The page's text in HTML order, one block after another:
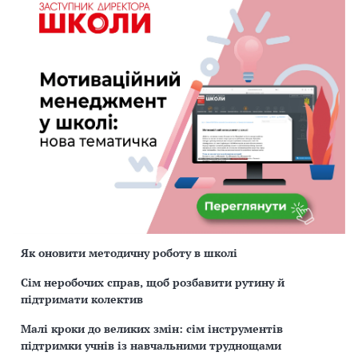
Як оновити методичну роботу в школі
Сім неробочих справ, щоб розбавити рутину й
підтримати колектив
Малі кроки до великих змін: сім інструментів
підтримки учнів із навчальними труднощами